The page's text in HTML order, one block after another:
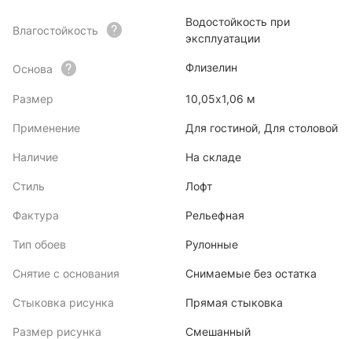
Влагостойкость
Водостойкость при
эксплуатации
Основа Флизелин
Размер 10,05х1,06 м
Применение Для гостиной, Для столовой
Наличие На складе
Стиль Лофт
Фактура Рельефная
Тип обоев Рулонные
Снятие с основания Снимаемые без остатка
Стыковка рисунка Прямая стыковка
Размер рисунка Смешанный